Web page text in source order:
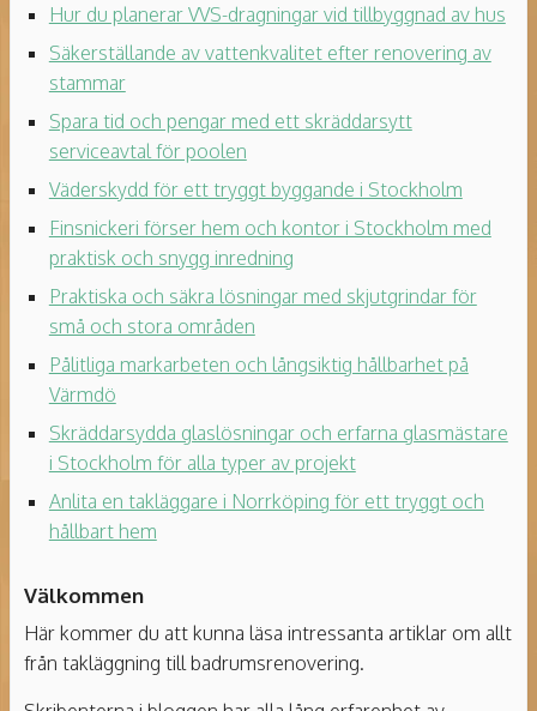
Hur du planerar VVS-dragningar vid tillbyggnad av hus
Säkerställande av vattenkvalitet efter renovering av
stammar
Spara tid och pengar med ett skräddarsytt
serviceavtal för poolen
Väderskydd för ett tryggt byggande i Stockholm
Finsnickeri förser hem och kontor i Stockholm med
praktisk och snygg inredning
Praktiska och säkra lösningar med skjutgrindar för
små och stora områden
Pålitliga markarbeten och långsiktig hållbarhet på
Värmdö
Skräddarsydda glaslösningar och erfarna glasmästare
i Stockholm för alla typer av projekt
Anlita en takläggare i Norrköping för ett tryggt och
hållbart hem
Välkommen
Här kommer du att kunna läsa intressanta artiklar om allt
från takläggning till badrumsrenovering.